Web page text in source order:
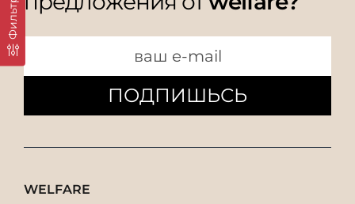
Фильтр
ПОДПИШЬСЬ
WELFARE